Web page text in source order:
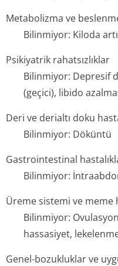
Metabolizma ve
Bilinmiyor: Kiloda
Psikiyatrik rahatsızlıklar
Bilinmiyor: Depresif
(geçici), libido
Deri ve derialtı doku
Bilinmiyor: Döküntü
Gastrointestinal
Bilinmiyor:
Üreme sistemi ve meme
Bilinmiyor:
hassasiyet,
Genel-bozukluklar ve